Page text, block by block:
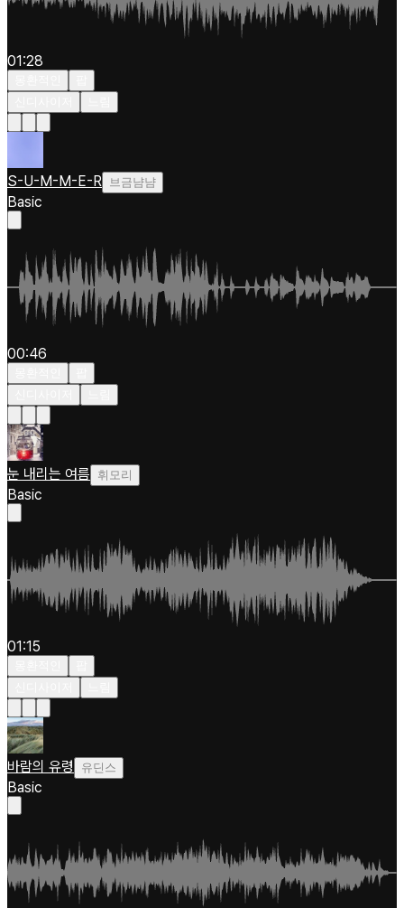
01:28
S-U-M-M-E-R 브금냠냠
Basic
00:46
눈 내리는 여름 휘모리
Basic
01:15
바람의 유령 유딘스
Basic